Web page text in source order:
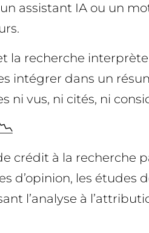
assistant IA ou un
la recherche
intégrer dans un
ni vus, ni cités, ni
crédit à la recherche
d’opinion, les
l’analyse à